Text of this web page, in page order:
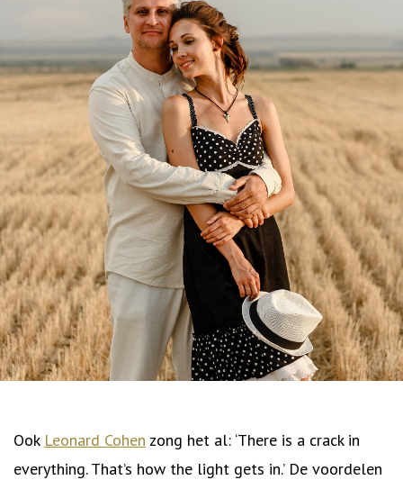
Ook Leonard Cohen zong het al: ‘There is a crack in
everything. That’s how the light gets in.’ De voordelen